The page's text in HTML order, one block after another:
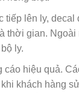
tiếp lên ly,
thời gian.
ly.
cáo hiệu quả.
khách hàng